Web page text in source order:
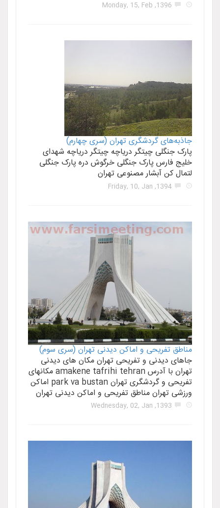
1396, Monday, 15, Feb
جاذبه‌های گردشگری تهران (سری چهارم)
پارک جنگلی چیتگر دریاچه چیتگر دریاچه شهدای
خلیج‌ فارس پارک جنگلی خرگوش دره پارک جنگلی
لتمال کن آبشار مصنوعی تهران
1394, Friday, 10, Jan
مناطق تفریحی و اماکن دیدنی تهران (سری سوم)
جاهای دیدنی و تفریحی تهران مکان های دیدنی
تهران با آدرس amakene tafrihi tehran مکانهای
تفریحی و گردشگری تهران park va bustan اماکن
ورزشی تهران مناطق تفریحی و اماکن دیدنی تهران
1393, Wednesday, 02, Jan